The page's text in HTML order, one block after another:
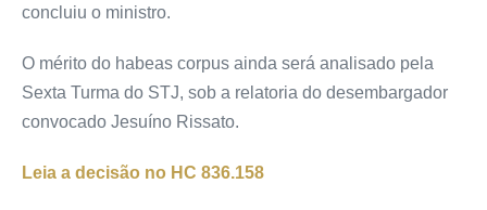
concluiu o ministro.
O mérito do habeas corpus ainda será analisado pela
Sexta Turma do STJ, sob a relatoria do desembargador
convocado Jesuíno Rissato.
Leia a decisão no HC 836.158